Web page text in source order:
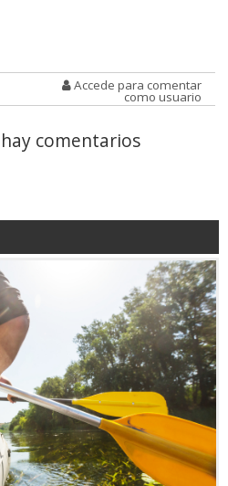
Accede para comentar
como usuario
comentarios